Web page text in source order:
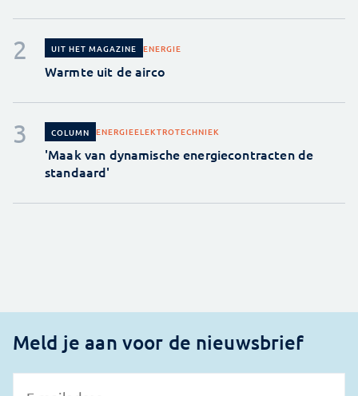
UIT HET MAGAZINE ENERGIE
Warmte uit de airco
COLUMN ENERGIEELEKTROTECHNIEK
'Maak van dynamische energiecontracten de
standaard'
Meld je aan voor de nieuwsbrief